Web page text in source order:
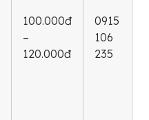
100.000đ
–
120.000đ
0915
106
235